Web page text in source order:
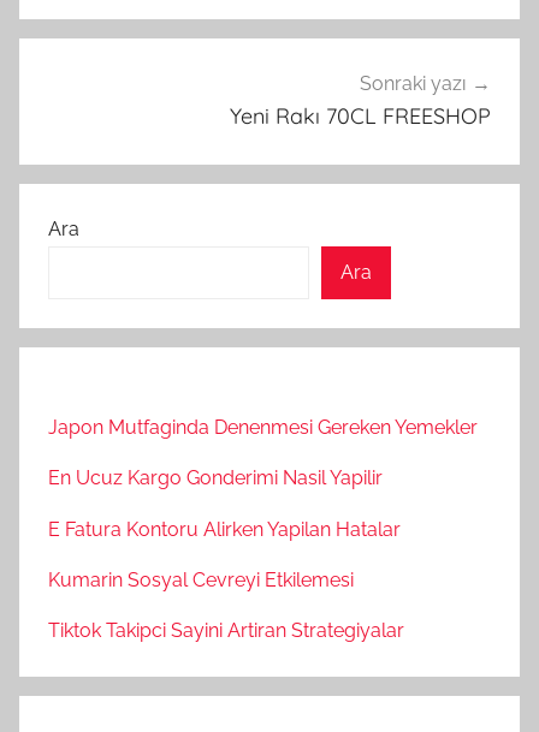
Sonraki yazı
Yeni Rakı 70CL FREESHOP
Ara
Ara
Japon Mutfaginda Denenmesi Gereken Yemekler
En Ucuz Kargo Gonderimi Nasil Yapilir
E Fatura Kontoru Alirken Yapilan Hatalar
Kumarin Sosyal Cevreyi Etkilemesi
Tiktok Takipci Sayini Artiran Strategiyalar